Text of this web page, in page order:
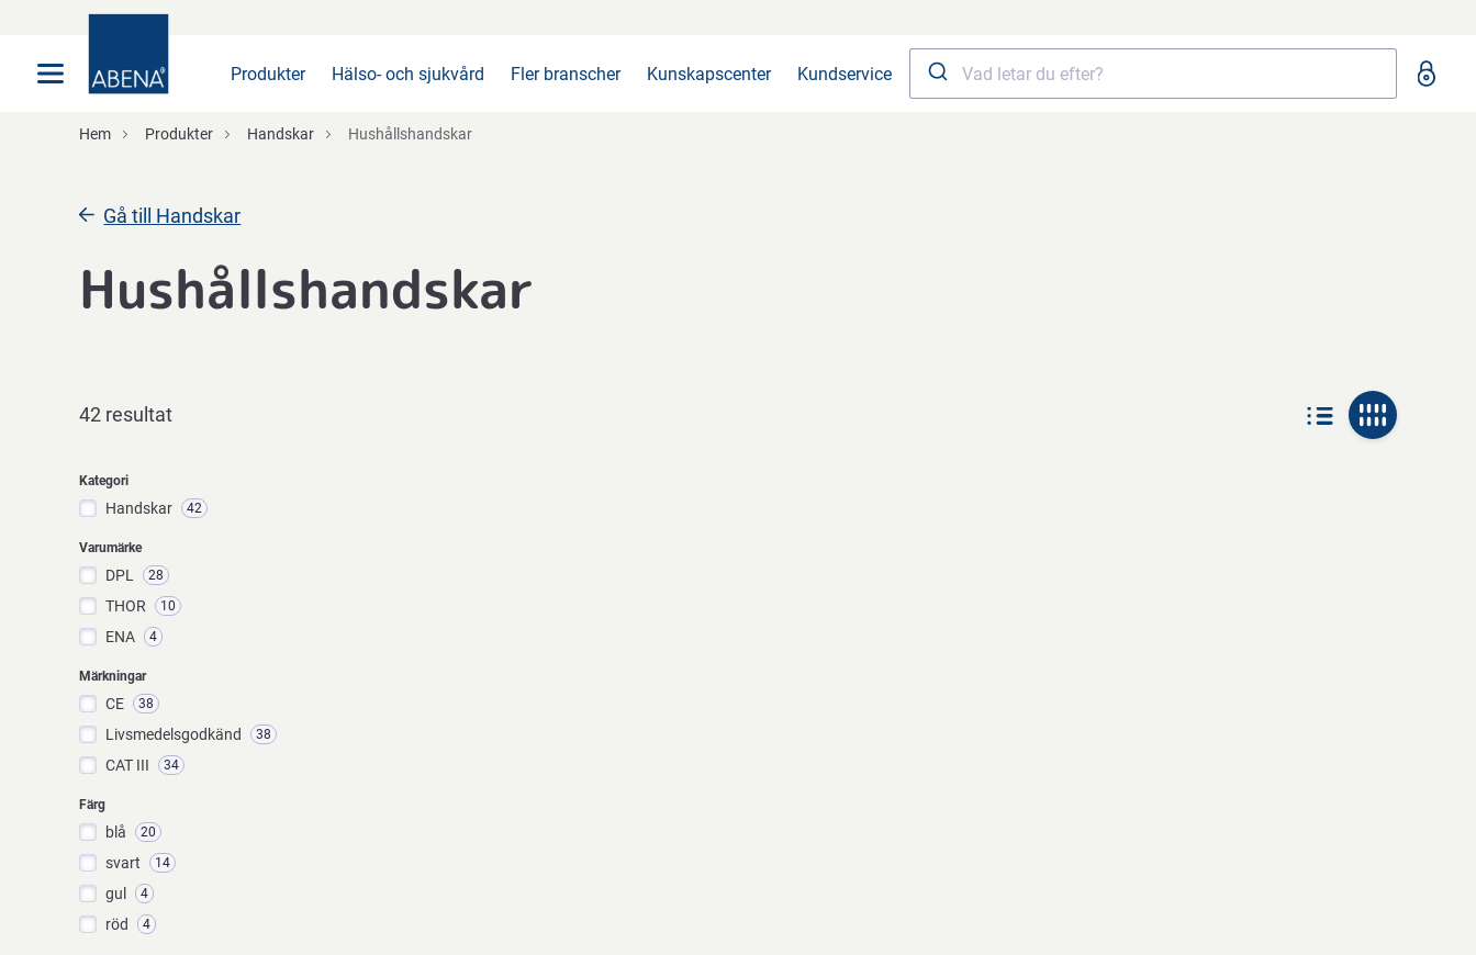
Produkter Hälso- och sjukvård Fler branscher Kunskapscenter Kundservice
Hem Produkter Handskar Hushållshandskar
Gå till Handskar
Hushållshandskar
42 resultat
Kategori
Handskar 42
Varumärke
DPL 28
THOR 10
ENA 4
Märkningar
CE 38
Livsmedelsgodkänd 38
CAT III 34
Färg
blå 20
svart 14
gul 4
röd 4